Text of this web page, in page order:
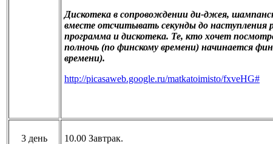
Дискотека в сопровождении ди-джея,
вместе отсчитывать секунды до наступления
программа и дискотека. Те, кто хочет
полночь (по финскому времени) начинается
времени).
http://picasaweb.google.ru/matkatoimisto/fxveHG#
3 день
10.00 Завтрак.